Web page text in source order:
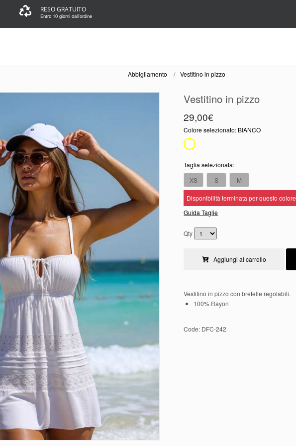
RESO GRATUITO
Entro 10 giorni dall'ordine
Abbigliamento Vestitino in pizzo
Vestitino in pizzo
29,00€
Colore selezionato: BIANCO
Taglia selezionata:
XS
S M
Disponibilità terminata per questo colore
Guida Taglie
Qty
Aggiungi al carrello
Vestitino in pizzo con bretelle regolabili.
100% Rayon
Code: DFC-242